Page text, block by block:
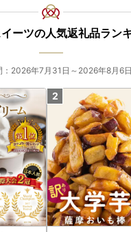
ーツの人気返礼品ラン
：2026年7月31日～2026年8月6日